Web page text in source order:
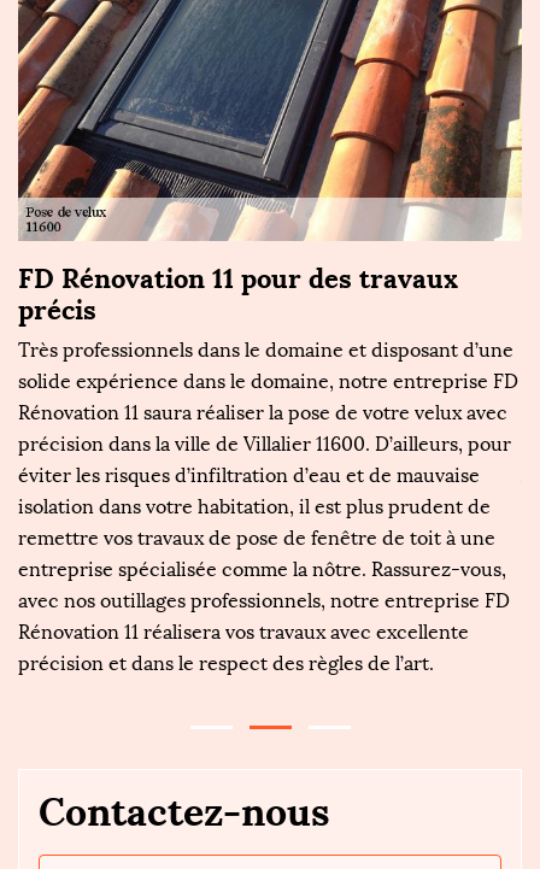
FD Rénovation 11 pour des travaux
précis
Très professionnels dans le domaine et disposant d’une
solide expérience dans le domaine, notre entreprise FD
Rénovation 11 saura réaliser la pose de votre velux avec
précision dans la ville de Villalier 11600. D’ailleurs, pour
éviter les risques d’infiltration d’eau et de mauvaise
isolation dans votre habitation, il est plus prudent de
remettre vos travaux de pose de fenêtre de toit à une
entreprise spécialisée comme la nôtre. Rassurez-vous,
avec nos outillages professionnels, notre entreprise FD
Rénovation 11 réalisera vos travaux avec excellente
précision et dans le respect des règles de l’art.
Contactez-nous